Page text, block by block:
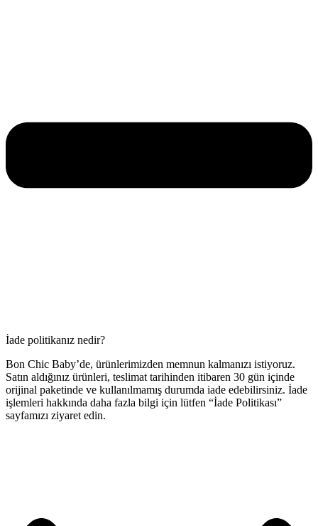
İade politikanız nedir?
Bon Chic Baby’de, ürünlerimizden memnun kalmanızı istiyoruz.
Satın aldığınız ürünleri, teslimat tarihinden itibaren 30 gün içinde
orijinal paketinde ve kullanılmamış durumda iade edebilirsiniz. İade
işlemleri hakkında daha fazla bilgi için lütfen “İade Politikası”
sayfamızı ziyaret edin.